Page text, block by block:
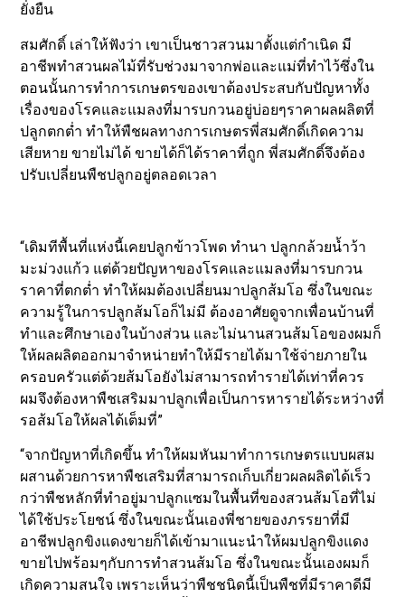
ยั่งยืน
สมศักดิ์ เล่าให้ฟังว่า เขาเป็นชาวสวนมาตั้งแต่กำเนิด มี
อาชีพทำสวนผลไม้ที่รับช่วงมาจากพ่อและแม่ที่ทำไว้ซึ่งใน
ตอนนั้นการทำการเกษตรของเขาต้องประสบกับปัญหาทั้ง
เรื่องของโรคและแมลงที่มารบกวนอยู่บ่อยๆราคาผลผลิตที่
ปลูกตกต่ำ ทำให้พืชผลทางการเกษตรพี่สมศักดิ์เกิดความ
เสียหาย ขายไม่ได้ ขายได้ก็ได้ราคาที่ถูก พี่สมศักดิ์จึงต้อง
ปรับเปลี่ยนพืชปลูกอยู่ตลอดเวลา
“เดิมทีพื้นที่แห่งนี้เคยปลูกข้าวโพด ทำนา ปลูกกล้วยน้ำว้า
มะม่วงแก้ว แต่ด้วยปัญหาของโรคและแมลงที่มารบกวน
ราคาที่ตกต่ำ ทำให้ผมต้องเปลี่ยนมาปลูกส้มโอ ซึ่งในขณะ
ความรู้ในการปลูกส้มโอก็ไม่มี ต้องอาศัยดูจากเพื่อนบ้านที่
ทำและศึกษาเองในบ้างส่วน และไม่นานสวนส้มโอของผมก็
ให้ผลผลิตออกมาจำหน่ายทำให้มีรายได้มาใช้จ่ายภายใน
ครอบครัวแต่ด้วยส้มโอยังไม่สามารถทำรายได้เท่าที่ควร
ผมจึงต้องหาพืชเสริมมาปลูกเพื่อเป็นการหารายได้ระหว่างที่
รอส้มโอให้ผลได้เต็มที่”
“จากปัญหาที่เกิดขึ้น ทำให้ผมหันมาทำการเกษตรแบบผสม
ผสานด้วยการหาพืชเสริมที่สามารถเก็บเกี่ยวผลผลิตได้เร็ว
กว่าพืชหลักที่ทำอยู่มาปลูกแซมในพื้นที่ของสวนส้มโอที่ไม่
ได้ใช้ประโยชน์ ซึ่งในขณะนั้นเองพี่ชายของภรรยาที่มี
อาชีพปลูกขิงแดงขายก็ได้เข้ามาแนะนำให้ผมปลูกขิงแดง
ขายไปพร้อมๆกับการทำสวนส้มโอ ซึ่งในขณะนั้นเองผมก็
เกิดความสนใจ เพราะเห็นว่าพืชชนิดนี้เป็นพืชที่มีราคาดีมี